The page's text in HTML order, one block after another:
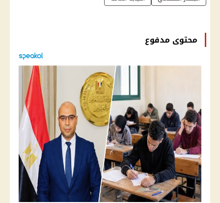
محتوى مدفوع